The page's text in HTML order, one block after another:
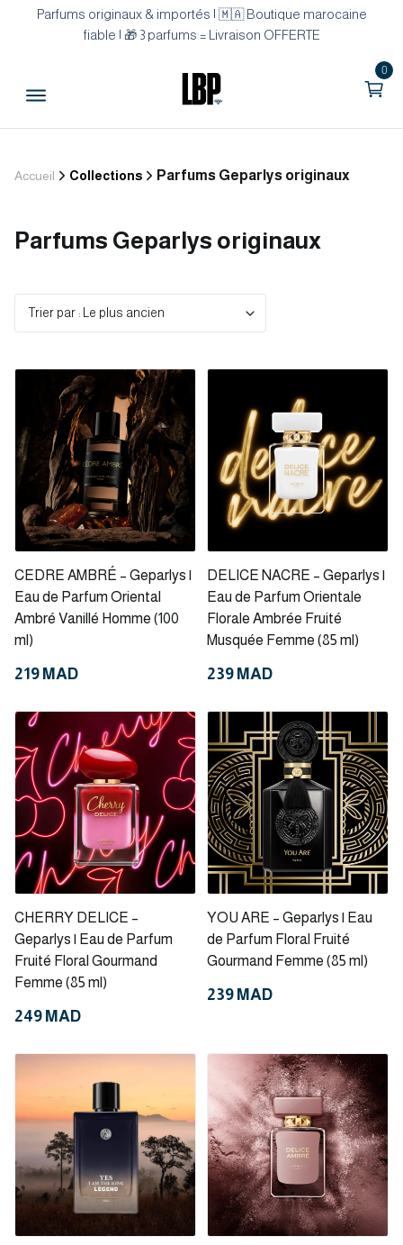
Parfums originaux & importés | 🇲🇦 Boutique marocaine
fiable | 🎁 3 parfums = Livraison OFFERTE
0
Accueil Collections Parfums Geparlys originaux
Parfums Geparlys originaux
Trier par : Le plus ancien
CEDRE AMBRÉ – Geparlys |
Eau de Parfum Oriental
Ambré Vanillé Homme (100
ml)
219 MAD
DELICE NACRE – Geparlys |
Eau de Parfum Orientale
Florale Ambrée Fruité
Musquée Femme (85 ml)
239 MAD
CHERRY DELICE –
Geparlys | Eau de Parfum
Fruité Floral Gourmand
Femme (85 ml)
249 MAD
YOU ARE – Geparlys | Eau
de Parfum Floral Fruité
Gourmand Femme (85 ml)
239 MAD